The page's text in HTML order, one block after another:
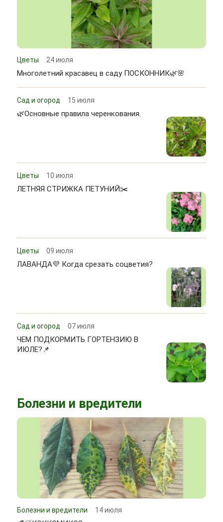
Цветы 24 июля
Многолетний красавец в саду ПОСКОННИК🌿🌸
Сад и огород 15 июля
🌿Основные правила черенкования.
Цветы 10 июля
ЛЕТНЯЯ СТРИЖКА ПЕТУНИЙ✂️
Цветы 09 июля
ЛАВАНДА💜 Когда срезать соцветия?
Сад и огород 07 июля
ЧЕМ ПОДКОРМИТЬ ГОРТЕНЗИЮ В
ИЮЛЕ?📌
Болезни и вредители
Болезни и вредители 14 июля